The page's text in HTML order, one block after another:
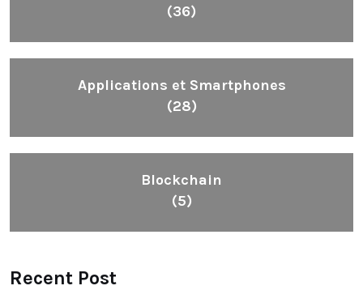
(36)
Applications et Smartphones
(28)
Blockchain
(5)
Recent Post